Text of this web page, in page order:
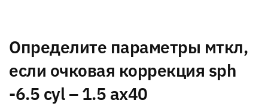
Определите параметры мткл,
если очковая коррекция sph
-6.5 cyl – 1.5 ax40